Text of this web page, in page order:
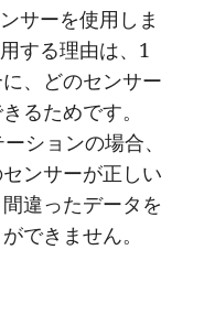
サーを使用しま
する理由は、1
、どのセンサー
るためです。
ションの場合、
ンサーが正しい
違ったデータを
できません。